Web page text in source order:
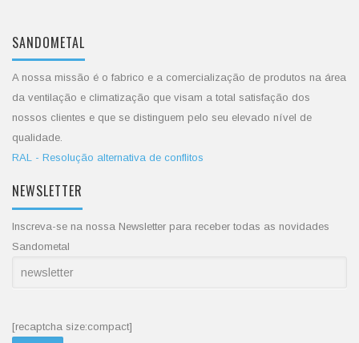
SANDOMETAL
A nossa missão é o fabrico e a comercialização de produtos na área
da ventilação e climatização que visam a total satisfação dos
nossos clientes e que se distinguem pelo seu elevado nível de
qualidade.
RAL - Resolução alternativa de conflitos
NEWSLETTER
Inscreva-se na nossa Newsletter para receber todas as novidades
Sandometal
[recaptcha size:compact]